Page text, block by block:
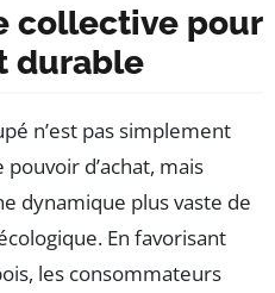
collective pour
durable
n’est pas simplement
d’achat, mais
dynamique plus vaste de
En favorisant
les consommateurs